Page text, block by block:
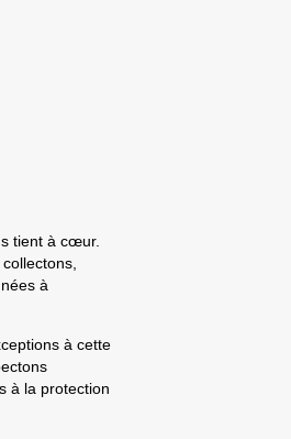
tient à cœur.
à
à cette
à la protection